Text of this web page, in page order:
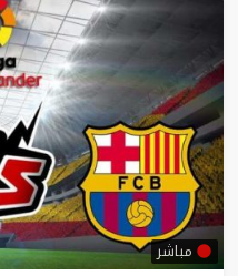
مباشر